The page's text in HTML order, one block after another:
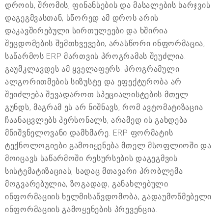
დროის, შრომის, ფინანსების და მასალების ხარჯვის
დაგეგმვასთან, სწორედ ამ დროს არის
დაკავშირებული სირთულეები და ხშირია
შეცდომების შემთხვევები, არასწორი ინფორმაცია,
საწარმოს ERP მართვის პროგრამას შეუძლია.
გაუმკლავდეს ამ ყველაფერს. პროგრამული
ალგორითმების სიზუსტე და ეფექტურობა არ
შეიძლება შევადაროთ სპეციალისტების მთელ
გუნდს, მაგრამ ეს არ ნიშნავს, რომ ავტომატიზაცია
ჩაანაცვლებს პერსონალს, არამედ ის გახდება
მნიშვნელოვანი დამხმარე. ERP ფორმატის
ტექნოლოგიები გამოიყენება მთელ მსოფლიოში და
მოიცავს საწარმოში რესურსების დაგეგმვის
სისტემატიზაციას, სადაც მთავარი პრობლემა
მოგვარებულია, ზოგადად, განახლებული
ინფორმაციის ხელმისაწვდომობა, გადაუმოწმებელი
ინფორმაციის გამოყენების პრევენცია.